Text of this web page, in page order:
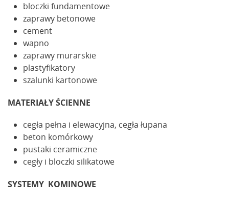
bloczki fundamentowe
zaprawy betonowe
cement
wapno
zaprawy murarskie
plastyfikatory
szalunki kartonowe
MATERIAŁY ŚCIENNE
cegła pełna i elewacyjna, cegła łupana
beton komórkowy
pustaki ceramiczne
cegły i bloczki silikatowe
SYSTEMY KOMINOWE